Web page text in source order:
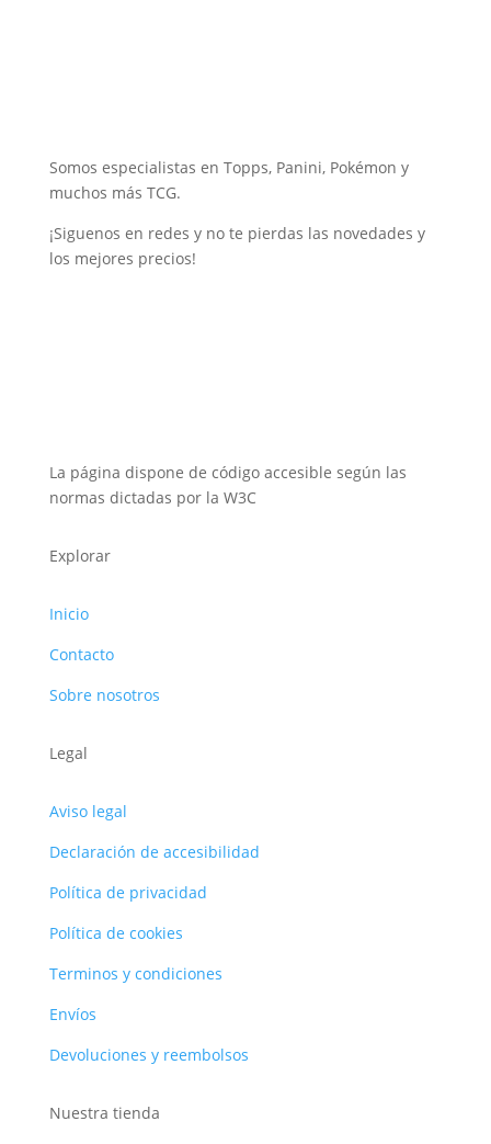
Somos especialistas en Topps, Panini, Pokémon y
muchos más TCG.
¡Siguenos en redes y no te pierdas las novedades y
los mejores precios!
La página dispone de código accesible según las
normas dictadas por la W3C
Explorar
Inicio
Contacto
Sobre nosotros
Legal
Aviso legal
Declaración de accesibilidad
Política de privacidad
Política de cookies
Terminos y condiciones
Envíos
Devoluciones y reembolsos
Nuestra tienda